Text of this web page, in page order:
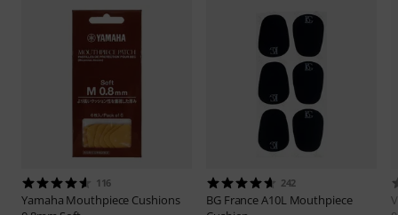
116
Yamaha Mouthpiece Cushions
242
BG FranceA10L Mouthpiece